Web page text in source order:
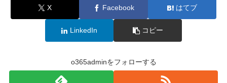
X Facebook はてブ
LinkedIn コピー
o365adminをフォローする